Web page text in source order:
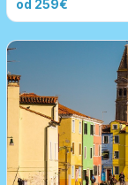
od 259€